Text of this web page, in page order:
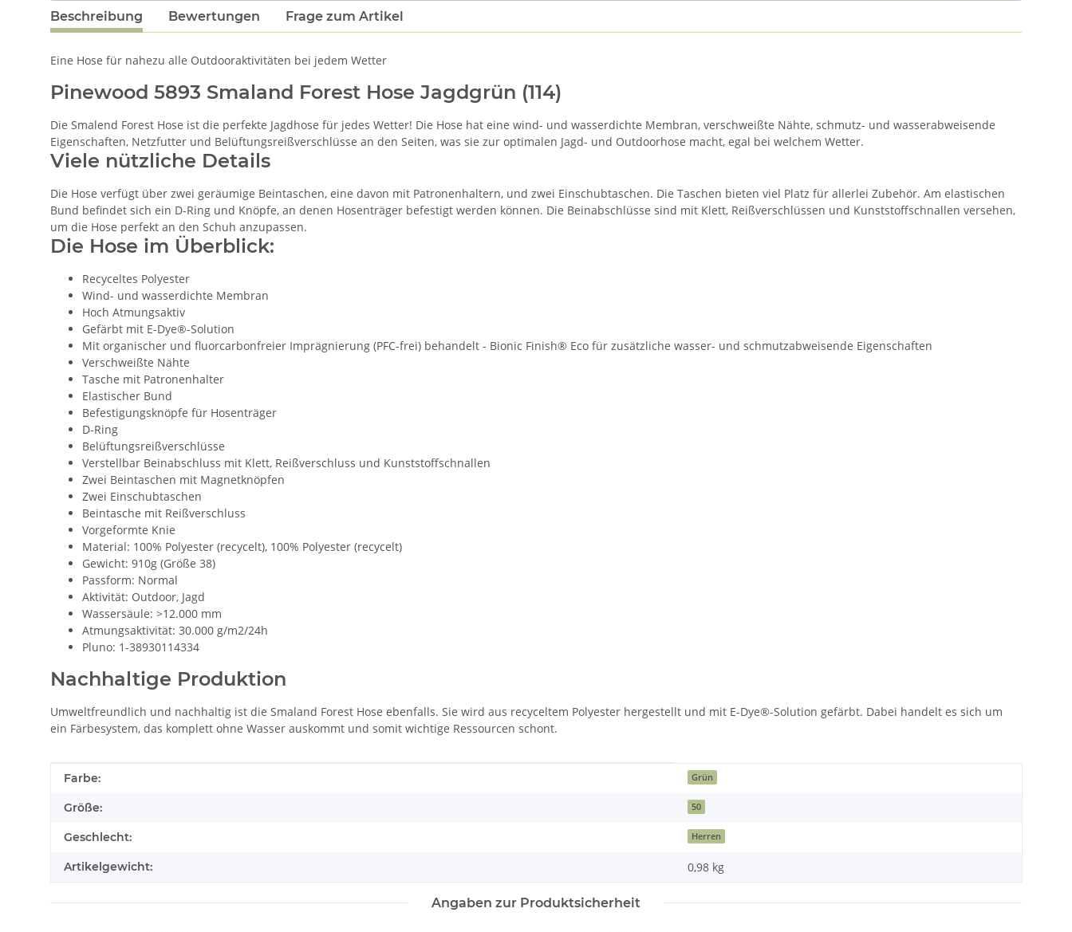
Beschreibung Bewertungen Frage zum Artikel
Eine Hose für nahezu alle Outdooraktivitäten bei jedem Wetter
Pinewood 5893 Smaland Forest Hose Jagdgrün (114)
Die Smalend Forest Hose ist die perfekte Jagdhose für jedes Wetter! Die Hose hat eine wind- und wasserdichte Membran, verschweißte Nähte, schmutz- und wasserabweisende
Eigenschaften, Netzfutter und Belüftungsreißverschlüsse an den Seiten, was sie zur optimalen Jagd- und Outdoorhose macht, egal bei welchem Wetter.
Viele nützliche Details
Die Hose verfügt über zwei geräumige Beintaschen, eine davon mit Patronenhaltern, und zwei Einschubtaschen. Die Taschen bieten viel Platz für allerlei Zubehör. Am elastischen
Bund befindet sich ein D-Ring und Knöpfe, an denen Hosenträger befestigt werden können. Die Beinabschlüsse sind mit Klett, Reißverschlüssen und Kunststoffschnallen versehen,
um die Hose perfekt an den Schuh anzupassen.
Die Hose im Überblick:
Recyceltes Polyester
Wind- und wasserdichte Membran
Hoch Atmungsaktiv
Gefärbt mit E-Dye®-Solution
Mit organischer und fluorcarbonfreier Imprägnierung (PFC-frei) behandelt - Bionic Finish® Eco für zusätzliche wasser- und schmutzabweisende Eigenschaften
Verschweißte Nähte
Tasche mit Patronenhalter
Elastischer Bund
Befestigungsknöpfe für Hosenträger
D-Ring
Belüftungsreißverschlüsse
Verstellbar Beinabschluss mit Klett, Reißverschluss und Kunststoffschnallen
Zwei Beintaschen mit Magnetknöpfen
Zwei Einschubtaschen
Beintasche mit Reißverschluss
Vorgeformte Knie
Material: 100% Polyester (recycelt), 100% Polyester (recycelt)
Gewicht: 910g (Größe 38)
Passform: Normal
Aktivität: Outdoor, Jagd
Wassersäule: >12.000 mm
Atmungsaktivität: 30.000 g/m2/24h
Pluno: 1-38930114334
Nachhaltige Produktion
Umweltfreundlich und nachhaltig ist die Smaland Forest Hose ebenfalls. Sie wird aus recyceltem Polyester hergestellt und mit E-Dye®-Solution gefärbt. Dabei handelt es sich um
ein Färbesystem, das komplett ohne Wasser auskommt und somit wichtige Ressourcen schont.
Produkteigenschaft
Wert
Farbe: Grün
Größe: 50
Geschlecht: Herren
Artikelgewicht: 0,98 kg
Angaben zur Produktsicherheit